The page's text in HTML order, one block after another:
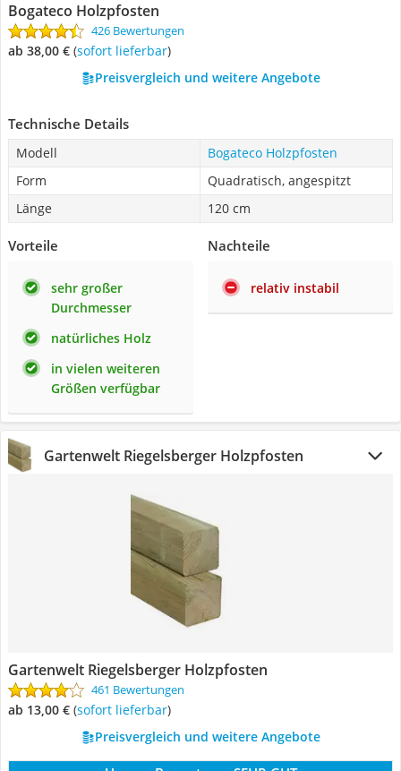
Bogateco Holzpfosten
426 Bewertungen
ab 38,00 € ( Sofort lieferbar)
Preisvergleich und weitere Angebote
Technische Details
Modell
Bogateco Holzpfosten
Form
Quadratisch, angespitzt
Länge
120 cm
Vorteile
sehr großer
Durchmesser
natürliches Holz
in vielen weiteren
Größen verfügbar
Nachteile
relativ instabil
Gartenwelt Riegelsberger Holzpfosten
Gartenwelt Riegelsberger Holzpfosten
461 Bewertungen
ab 13,00 € ( Sofort lieferbar)
Preisvergleich und weitere Angebote